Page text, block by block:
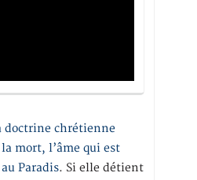
doctrine chrétienne
mort, l’âme qui est
Paradis. Si elle détient